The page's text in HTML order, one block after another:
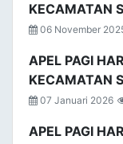
KECAMATAN
06 November
APEL PAGI
KECAMATAN
07 Januari 2026
APEL PAGI